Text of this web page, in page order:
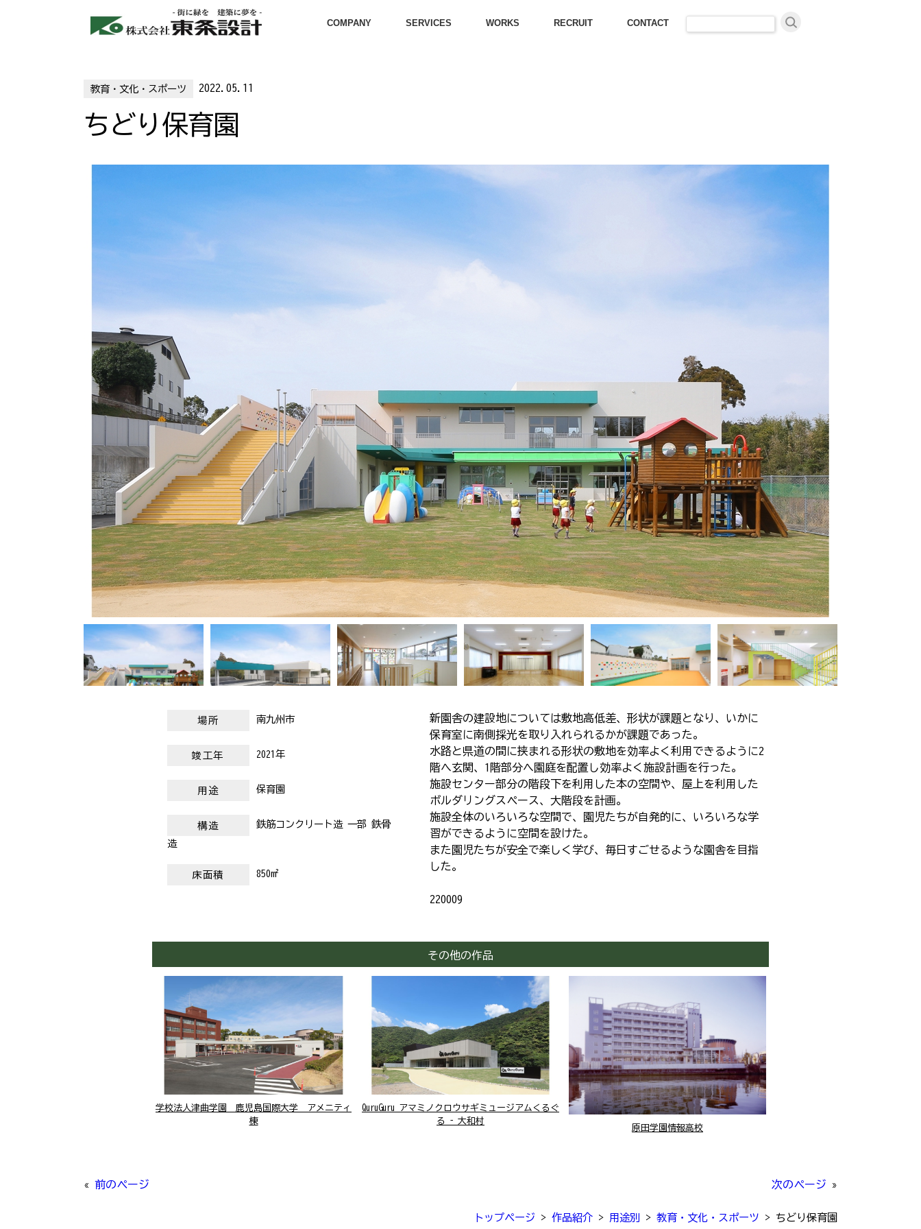
COMPANY SERVICES WORKS RECRUIT CONTACT
検
教育・文化・スポーツ 2022.05.11
ちどり保育園
場所 南九州市
竣工年 2021年
用途 保育園
構造
鉄筋コンクリート造 一部 鉄骨
造
床面積 850m²
新園舎の建設地については敷地高低差、形状が課題となり、いかに
保育室に南側採光を取り入れられるかが課題であった。
水路と県道の間に挟まれる形状の敷地を効率よく利用できるように2
階へ玄関、1階部分へ園庭を配置し効率よく施設計画を行った。
施設センター部分の階段下を利用した本の空間や、屋上を利用した
ボルダリングスペース、大階段を計画。
施設全体のいろいろな空間で、園児たちが自発的に、いろいろな学
習ができるように空間を設けた。
また園児たちが安全で楽しく学び、毎日すごせるような園舎を目指
した。
220009
その他の作品
学校法人津曲学園 鹿児島国際大学 アメニティ
棟
QuruGuru アマミノクロウサギミュージアムくるぐ
る – 大和村
原田学園情報高校
« 前のページ 次のページ »
トップページ > 作品紹介 > 用途別 > 教育・文化・スポーツ > ちどり保育園